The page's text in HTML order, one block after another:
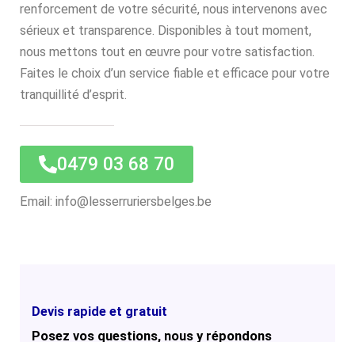
renforcement de votre sécurité, nous intervenons avec
sérieux et transparence. Disponibles à tout moment,
nous mettons tout en œuvre pour votre satisfaction.
Faites le choix d’un service fiable et efficace pour votre
tranquillité d’esprit.
0479 03 68 70
Email: info@lesserruriersbelges.be
Devis rapide et gratuit
Posez vos questions, nous y répondons